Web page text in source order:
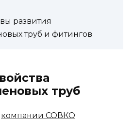
развития
труб и фитингов
труб
компании СОВКО